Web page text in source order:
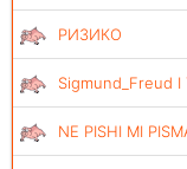
РИЗИКО
Sigmund_Freud
NE PISHI MI